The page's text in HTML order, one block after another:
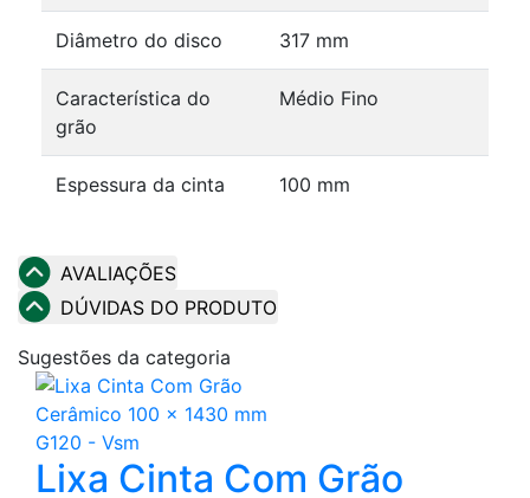
Diâmetro do disco 317 mm
Característica do
grão
Médio Fino
Espessura da cinta 100 mm
AVALIAÇÕES
DÚVIDAS DO PRODUTO
Sugestões da categoria
Lixa Cinta Com Grão